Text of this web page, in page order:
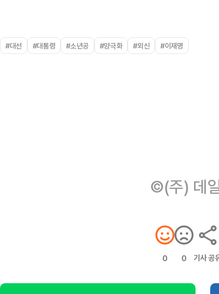
#대선 #대통령 #소년공 #양극화 #외신 #이재명
©(주) 데
0 0 기사 공